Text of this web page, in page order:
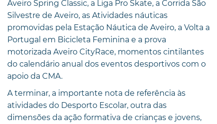
Aveiro Spring Classic, a Liga Pro Skate, a Corrida São
Silvestre de Aveiro, as Atividades náuticas
promovidas pela Estação Náutica de Aveiro, a Volta a
Portugal em Bicicleta Feminina e a prova
motorizada Aveiro CityRace, momentos cintilantes
do calendário anual dos eventos desportivos com o
apoio da CMA.
A terminar, a importante nota de referência às
atividades do Desporto Escolar, outra das
dimensões da ação formativa de crianças e jovens,